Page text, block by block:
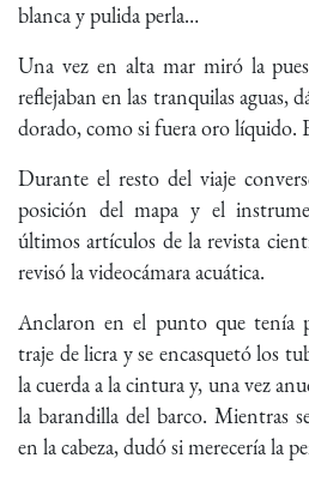
blanca y pulida perla…
Una vez en alta mar miró la
reflejaban en las tranquilas aguas,
dorado, como si fuera oro líquido.
Durante el resto del viaje
posición del mapa y el
últimos artículos de la revista
revisó la videocámara acuática.
Anclaron en el punto que tenía
traje de licra y se encasquetó los
la cuerda a la cintura y, una vez
la barandilla del barco. Mientras
en la cabeza, dudó si merecería la